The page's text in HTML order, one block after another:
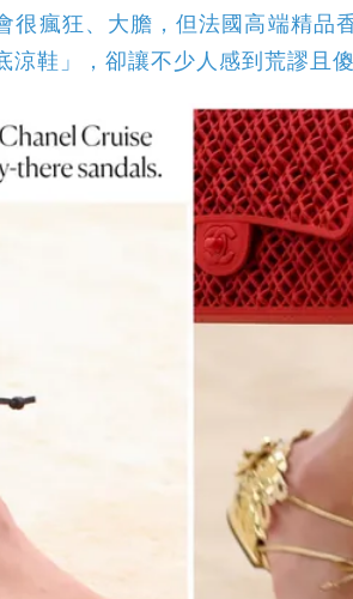
很瘋狂、大膽，但法國高端精
鞋」，卻讓不少人感到荒謬且傻